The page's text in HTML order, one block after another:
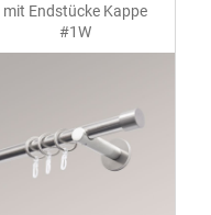
mit Endstücke Kappe
#1W